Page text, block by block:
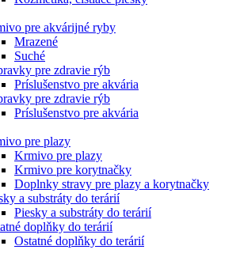
pre akvárijné ryby
Mrazené
Suché
pre zdravie rýb
Príslušenstvo pre akvária
pre zdravie rýb
Príslušenstvo pre akvária
pre plazy
Krmivo pre plazy
Krmivo pre korytnačky
Doplnky stravy pre plazy a korytnačky
a substráty do terárií
Piesky a substráty do terárií
doplňky do terárií
Ostatné doplňky do terárií